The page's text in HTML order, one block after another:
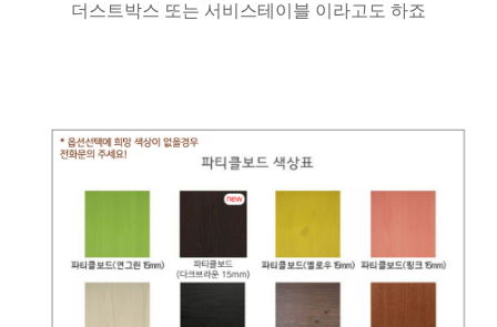
더스트박스 또는 서비스테이블 이라고도 하죠